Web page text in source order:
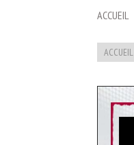
ACCUEIL
ACCUEIL